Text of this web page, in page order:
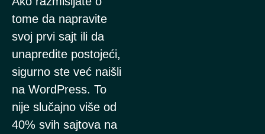
tome da napravite
svoj prvi sajt ili da
unapredite postojeći,
sigurno ste već naišli
na WordPress. To
nije slučajno više od
40% svih sajtova na